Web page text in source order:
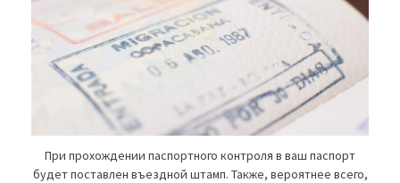
При прохождении паспортного контроля в ваш паспорт
будет поставлен въездной штамп. Также, вероятнее всего,